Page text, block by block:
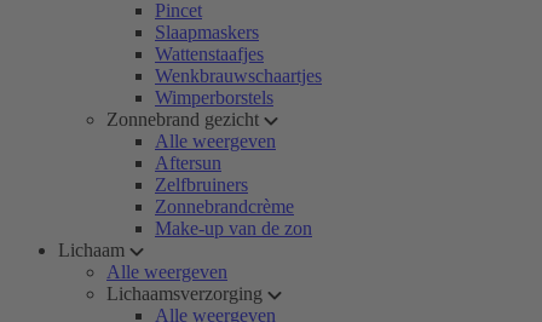
Pincet
Slaapmaskers
Wattenstaafjes
Wenkbrauwschaartjes
Wimperborstels
Zonnebrand gezicht
Alle weergeven
Aftersun
Zelfbruiners
Zonnebrandcrème
Make-up van de zon
Lichaam
Alle weergeven
Lichaamsverzorging
Alle weergeven